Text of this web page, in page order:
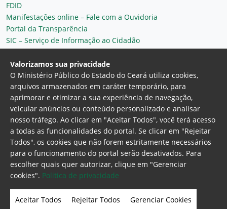
FDID
Manifestações online – Fale com a Ouvidoria
Portal da Transparência
SIC – Serviço de Informação ao Cidadão
Plantão MP do Ceará
Secretaria Geral
Ministério Público do Estado do Ceará
Procuradoria Geral de Justiça Av. Gen. Afonso
Albuquerque Lima, 130 - Cambeba - CEP:
60.822-325 - Fortaleza, Ceará. Brasil
Home Page Intranet Webmail Office 365
Valorizamos sua privacidade
O Ministério Público do Estado do Ceará utiliza cookies,
arquivos armazenados em caráter temporário, para
aprimorar e otimizar a sua experiência de navegação,
veicular anúncios ou conteúdo personalizado e analisar
nosso tráfego. Ao clicar em "Aceitar Todos", você terá acesso
a todas as funcionalidades do portal. Se clicar em "Rejeitar
Todos", os cookies que não forem estritamente necessários
para o funcionamento do portal serão desativados. Para
escolher quais quer autorizar, clique em "Gerenciar
cookies". Politica de privacidade
Aceitar Todos Rejeitar Todos Gerenciar Cookies